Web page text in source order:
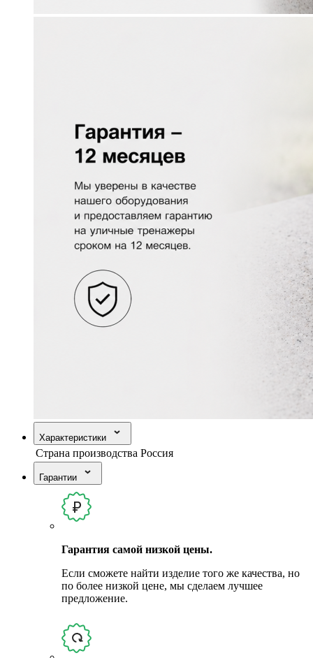
Характеристики
Страна производства Россия
Гарантии
Гарантия самой низкой цены.
Если сможете найти изделие того же качества, но
по более низкой цене, мы сделаем лучшее
предложение.